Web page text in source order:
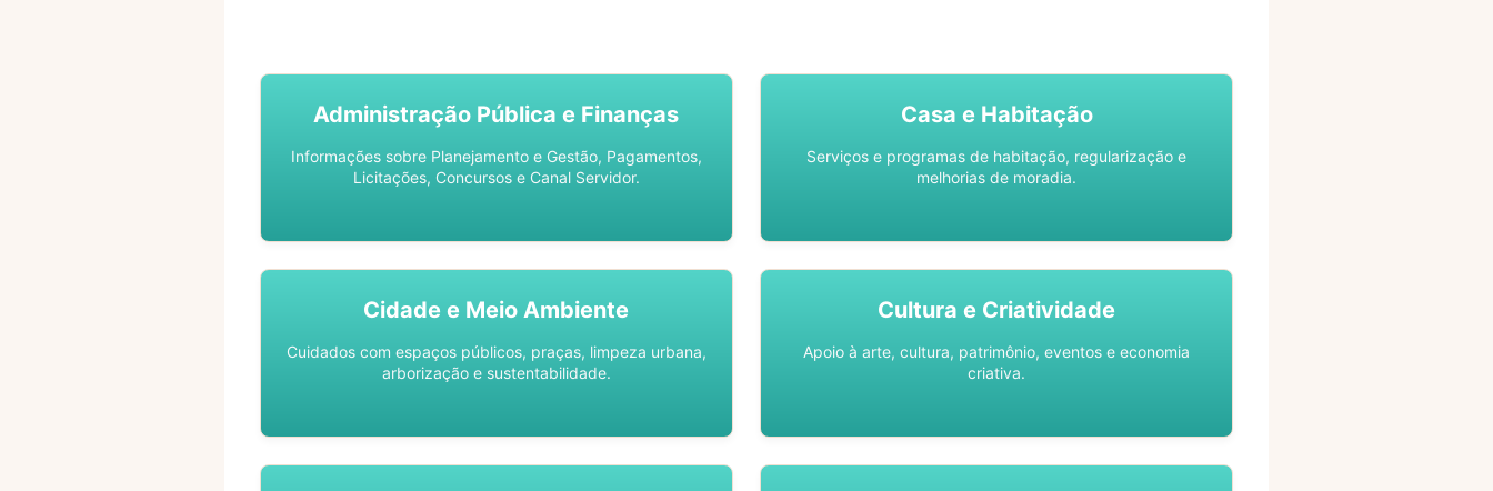
Administração Pública e Finanças
Informações sobre Planejamento e Gestão, Pagamentos,
Licitações, Concursos e Canal Servidor.
Casa e Habitação
Serviços e programas de habitação, regularização e
melhorias de moradia.
Cidade e Meio Ambiente
Cuidados com espaços públicos, praças, limpeza urbana,
arborização e sustentabilidade.
Cultura e Criatividade
Apoio à arte, cultura, patrimônio, eventos e economia
criativa.